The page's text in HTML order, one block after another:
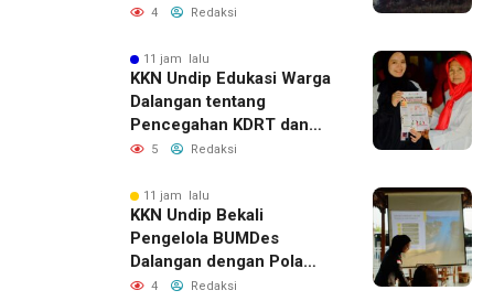
Dugaan Keterkaitan
4 Redaksi
11 jam lalu
KKN Undip Edukasi Warga
Dalangan tentang
Pencegahan KDRT dan
Komunikasi Keluarga
5 Redaksi
11 jam lalu
KKN Undip Bekali
Pengelola BUMDes
Dalangan dengan Pola
Pikir Inovatif
4 Redaksi